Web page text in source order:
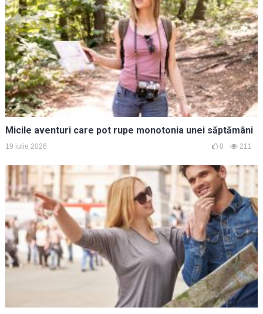
Micile aventuri care pot rupe monotonia unei săptămâni
19 iulie 2026 0 211